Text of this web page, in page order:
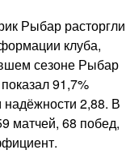
Рыбар расторгли
клуба,
сезоне Рыбар
91,7%
2,88. В
матчей, 68 побед,